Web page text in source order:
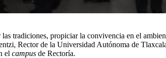
tradiciones, propiciar la convivencia en el
Rector de la Universidad Autónoma de
el campus de Rectoría.